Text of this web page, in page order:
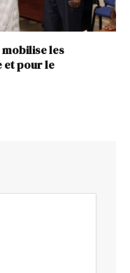
mobilise les
et pour le